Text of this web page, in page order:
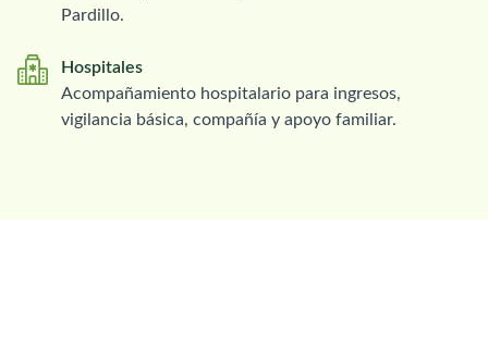
Pardillo.
Hospitales
Acompañamiento hospitalario para ingresos,
vigilancia básica, compañía y apoyo familiar.